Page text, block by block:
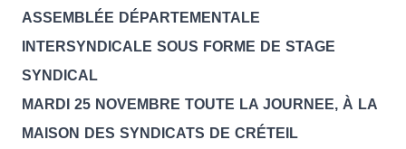
ASSEMBLÉE DÉPARTEMENTALE
INTERSYNDICALE SOUS FORME DE STAGE
SYNDICAL
MARDI 25 NOVEMBRE TOUTE LA JOURNEE, À LA
MAISON DES SYNDICATS DE CRÉTEIL